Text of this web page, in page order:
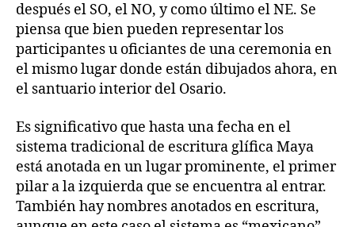
después el SO, el NO, y como último el NE. Se
piensa que bien pueden representar los
participantes u oficiantes de una ceremonia en
el mismo lugar donde están dibujados ahora, en
el santuario interior del Osario.
Es significativo que hasta una fecha en el
sistema tradicional de escritura glífica Maya
está anotada en un lugar prominente, el primer
pilar a la izquierda que se encuentra al entrar.
También hay nombres anotados en escritura,